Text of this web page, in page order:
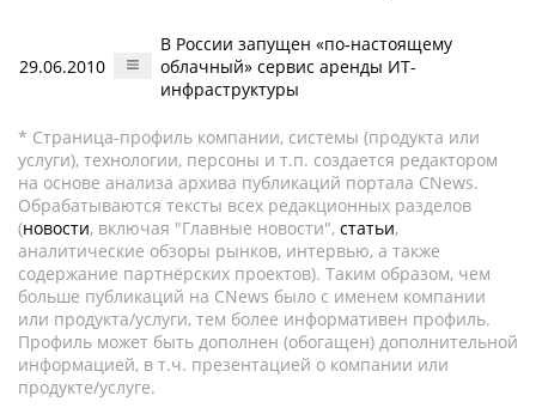
29.06.2010
В России запущен «по-настоящему
облачный» сервис аренды ИТ-
инфраструктуры
* Страница-профиль компании, системы (продукта или
услуги), технологии, персоны и т.п. создается редактором
на основе анализа архива публикаций портала CNews.
Обрабатываются тексты всех редакционных разделов
(новости, включая "Главные новости", статьи,
аналитические обзоры рынков, интервью, а также
содержание партнёрских проектов). Таким образом, чем
больше публикаций на CNews было с именем компании
или продукта/услуги, тем более информативен профиль.
Профиль может быть дополнен (обогащен) дополнительной
информацией, в т.ч. презентацией о компании или
продукте/услуге.